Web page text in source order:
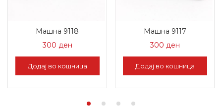
Машна 9118
300 ден
Додај во кошница
Машна 9117
300 ден
Додај во кошница